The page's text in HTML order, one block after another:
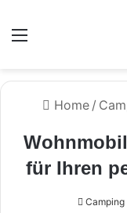
Home /
für Ihren
Camping